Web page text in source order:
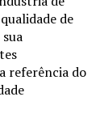
de
referência do